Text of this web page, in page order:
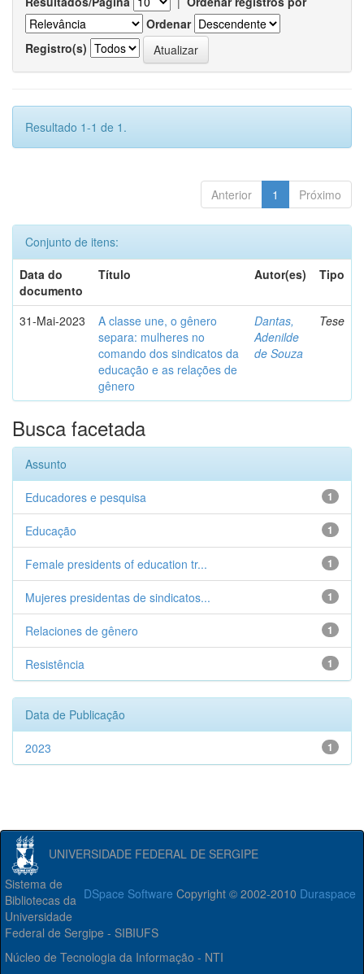
Ordenar
Registro(s)
Resultado 1-1 de 1.
Anterior 1 Próximo
Conjunto de itens:
Data do
documento
Título Autor(es) Tipo
31-Mai-2023
A classe une, o gênero
separa: mulheres no
comando dos sindicatos da
educação e as relações de
gênero
Dantas,
Adenilde
de Souza
Tese
Busca facetada
Assunto
1
Educadores e pesquisa
1
Educação
1
Female presidents of education tr...
1
Mujeres presidentas de sindicatos...
1
Relaciones de gênero
1
Resistência
Data de Publicação
1
2023
UNIVERSIDADE FEDERAL DE SERGIPE
DSpace Software Copyright © 2002-2010 Duraspace
Sistema de
Bibliotecas da
Universidade
Federal de Sergipe - SIBIUFS
Núcleo de Tecnologia da Informação - NTI